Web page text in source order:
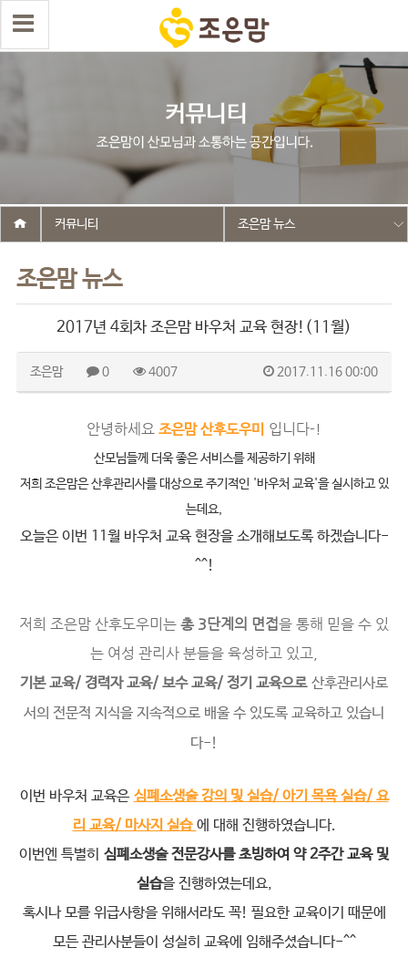
조은맘 뉴스
커뮤니티 조은맘 뉴스
2017년 4회차 조은맘 바우처 교육 현장!(11월)
조은맘 0 4007 2017.11.16 00:00
안녕하세요 조은맘 산후도우미 입니다-!
산모님들께 더욱 좋은 서비스를 제공하기 위해
저희 조은맘은 산후관리사를 대상으로 주기적인 '바우처 교육'을 실시하고 있
는데요,
오늘은 이번 11월 바우처 교육 현장을 소개해보도록 하겠습니다-
^^!
저희 조은맘 산후도우미는 총 3단계의 면접을 통해 믿을 수 있
는 여성 관리사 분들을 육성하고 있고,
기본 교육/ 경력자 교육/ 보수 교육/ 정기 교육으로 산후관리사로
서의 전문적 지식을 지속적으로 배울 수 있도록 교육하고 있습니
다-!
이번 바우처 교육은 심폐소생술 강의 및 실습/ 아기 목욕 실습/ 요
리 교육/ 마사지 실습 에 대해 진행하였습니다.
이번엔 특별히 심폐소생술 전문강사를 초빙하여 약 2주간 교육 및
실습을 진행하였는데요,
혹시나 모를 위급사항을 위해서라도 꼭! 필요한 교육이기 때문에
모든 관리사분들이 성실히 교육에 임해주셨습니다-^^